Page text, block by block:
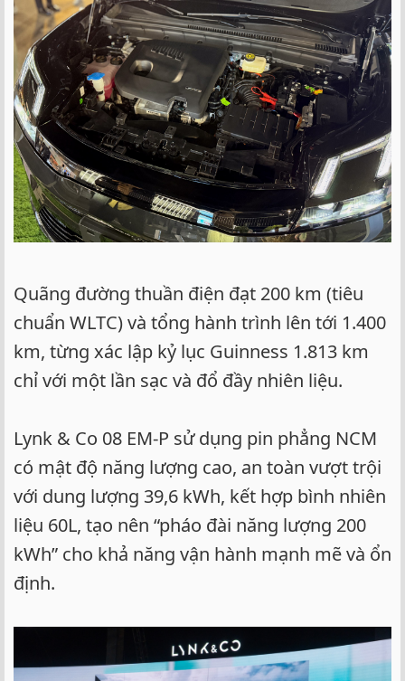
Quãng đường thuần điện đạt 200 km (tiêu
chuẩn WLTC) và tổng hành trình lên tới 1.400
km, từng xác lập kỷ lục Guinness 1.813 km
chỉ với một lần sạc và đổ đầy nhiên liệu.
Lynk & Co 08 EM-P sử dụng pin phẳng NCM
có mật độ năng lượng cao, an toàn vượt trội
với dung lượng 39,6 kWh, kết hợp bình nhiên
liệu 60L, tạo nên “pháo đài năng lượng 200
kWh” cho khả năng vận hành mạnh mẽ và ổn
định.